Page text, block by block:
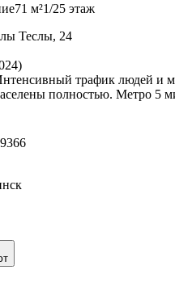
71 м²1/25 этаж
Теслы, 24
трафик людей и
полностью. Метро 5